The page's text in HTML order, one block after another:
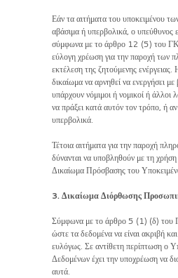
Εάν τα αιτήματα του υποκειμένου
αβάσιμα ή υπερβολικά, ο υπεύθυνος
σύμφωνα με το άρθρο 12 (5) του
εύλογη χρέωση για την παροχή των
εκτέλεση της ζητούμενης
δικαίωμα να αρνηθεί να ενεργήσει
υπάρχουν νόμιμοι ή νομικοί ή άλλοι
να πράξει κατά αυτόν τον τρόπο, ή αν
υπερβολικά.
Τέτοια αιτήματα για την παροχή
δύνανται να υποβληθούν με τη
Δικαίωμα Πρόσβασης του
3. Δικαίωμα Διόρθωσης
Σύμφωνα με το άρθρο 5 (1) (δ)
ώστε τα δεδομένα να είναι ακριβή
ευλόγως. Σε αντίθετη περίπτωση ο
Δεδομένων έχει την υποχρέωση να
αυτά.